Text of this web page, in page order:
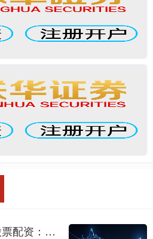
股票配资公司网 抚州股票配资：助力资金放大，投资盈利更轻松